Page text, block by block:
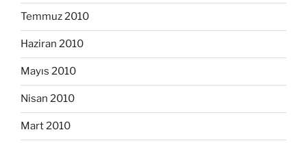
Temmuz 2010
Haziran 2010
Mayıs 2010
Nisan 2010
Mart 2010